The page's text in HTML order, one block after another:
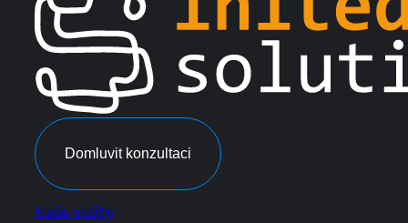
Domluvit konzultaci
Naše služby